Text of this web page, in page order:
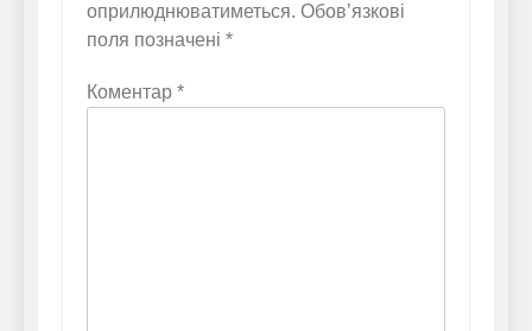
оприлюднюватиметься. Обов’язкові
поля позначені *
Коментар *